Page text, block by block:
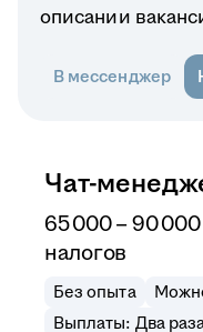
описании
В мессенджер
Чат-
65 000–90 000
налогов
Без опыта
Выплаты: Два